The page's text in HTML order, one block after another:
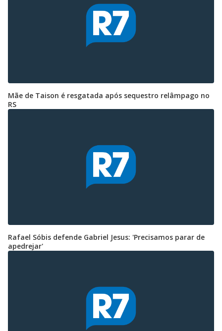
Mãe de Taison é resgatada após sequestro relâmpago no
RS
Rafael Sóbis defende Gabriel Jesus: 'Precisamos parar de
apedrejar'